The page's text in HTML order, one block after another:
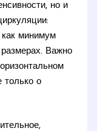
но и
как минимум
Важно
только о